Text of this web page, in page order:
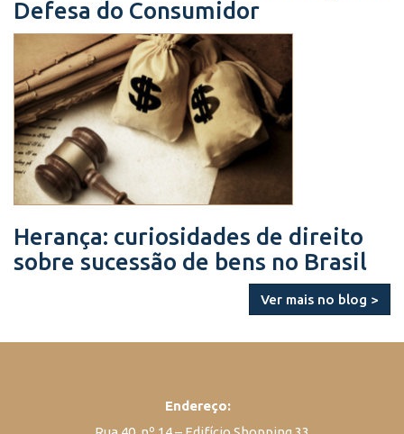
Defesa do Consumidor
Herança: curiosidades de direito
sobre sucessão de bens no Brasil
Ver mais no blog >
Endereço: